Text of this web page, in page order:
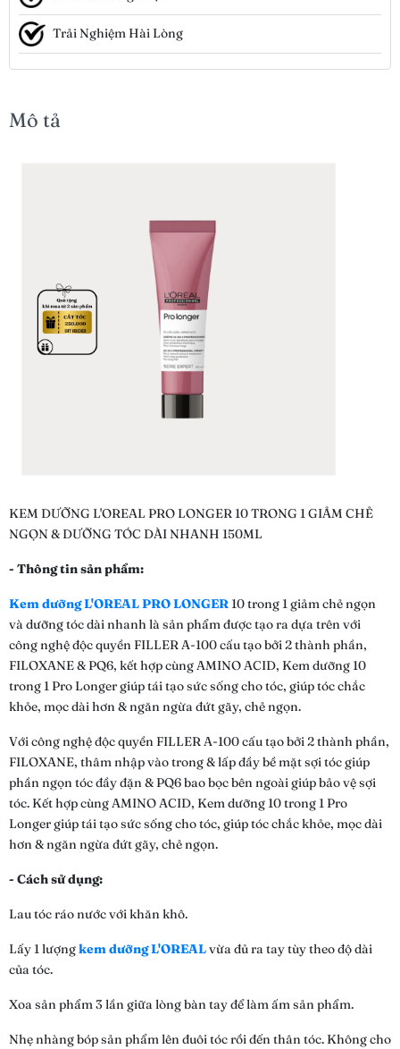
Trải Nghiệm Hài Lòng
Mô tả
KEM DƯỠNG L'OREAL PRO LONGER 10 TRONG 1 GIẢM CHẺ
NGỌN & DƯỠNG TÓC DÀI NHANH 150ML
- Thông tin sản phẩm:
Kem dưỡng L'OREAL PRO LONGER10 trong 1 giảm chẻ ngọn
và dưỡng tóc dài nhanh là sản phẩm được tạo ra dựa trên với
công nghệ độc quyền FILLER A-100 cấu tạo bởi 2 thành phần,
FILOXANE & PQ6, kết hợp cùng AMINO ACID, Kem dưỡng 10
trong 1 Pro Longer giúp tái tạo sức sống cho tóc, giúp tóc chắc
khỏe, mọc dài hơn & ngăn ngừa đứt gãy, chẻ ngọn.
Với công nghệ độc quyền FILLER A-100 cấu tạo bởi 2 thành phần,
FILOXANE, thâm nhập vào trong & lấp đầy bề mặt sợi tóc giúp
phần ngọn tóc đầy đặn & PQ6 bao bọc bên ngoài giúp bảo vệ sợi
tóc. Kết hợp cùng AMINO ACID, Kem dưỡng 10 trong 1 Pro
Longer giúp tái tạo sức sống cho tóc, giúp tóc chắc khỏe, mọc dài
hơn & ngăn ngừa đứt gãy, chẻ ngọn.
- Cách sử dụng:
Lau tóc ráo nước với khăn khô.
Lấy 1 lượngkem dưỡng L'OREALvừa đủ ra tay tùy theo độ dài
của tóc.
Xoa sản phẩm 3 lần giữa lòng bàn tay để làm ấm sản phẩm.
Nhẹ nhàng bóp sản phẩm lên đuôi tóc rồi đến thân tóc. Không cho